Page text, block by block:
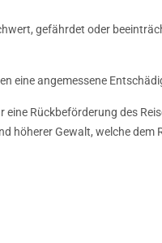
gefährdet oder
eine angemessene
Rückbeförderung des
höherer Gewalt, welche dem